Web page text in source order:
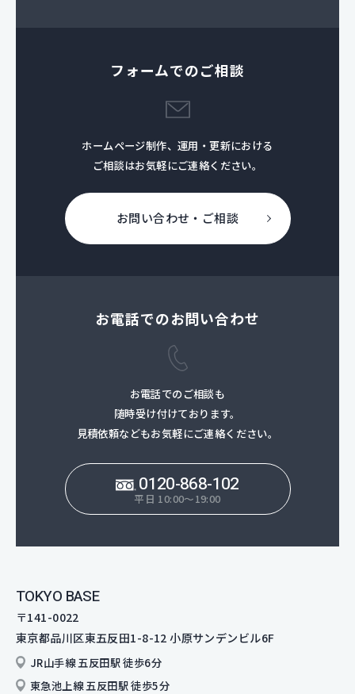
フォームでのご相談
ホームページ制作、運用・更新における
ご相談はお気軽にご連絡ください。
お問い合わせ・ご相談
お電話でのお問い合わせ
お電話でのご相談も
随時受け付けております。
見積依頼などもお気軽にご連絡ください。
0120-868-102
平日 10:00～19:00
TOKYO BASE
〒141-0022
東京都品川区東五反田1-8-12小原サンデンビル6F
JR山手線 五反田駅 徒歩6分
東急池上線 五反田駅 徒歩5分